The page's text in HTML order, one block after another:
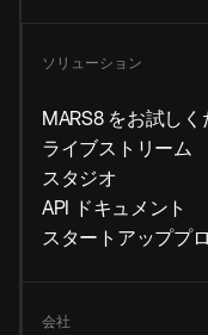
ソリューション
MARS8 をお試しく
ライブストリーム
スタジオ
API ドキュメント
スタートアッププ
会社